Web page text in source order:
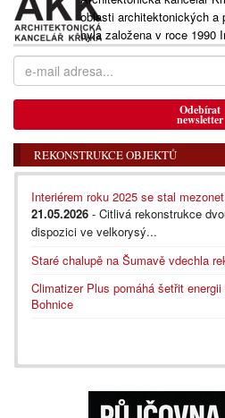
oblasti architektonických a
byla založena v roce 1990
Odebírat
newsletter
REKONSTRUKCE OBJEKTŮ
Interiérem roku 2025 se stal
21.05.2026 - Citlivá rekonstrukce
dispozici ve velkorysý...
Staré chalupě na Šumavě vdechla
Climatizer Plus pomáhá šetřit
Bohnice